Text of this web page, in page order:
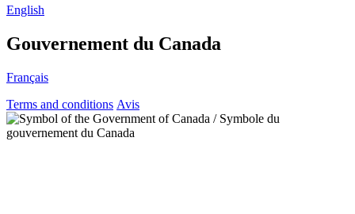
English
Gouvernement du Canada
Français
Terms and conditions Avis